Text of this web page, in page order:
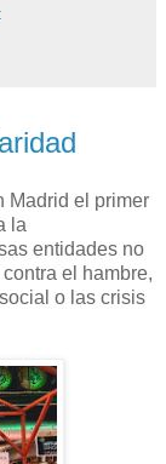
Madrid el primer
la
entidades no
el hambre,
o las crisis